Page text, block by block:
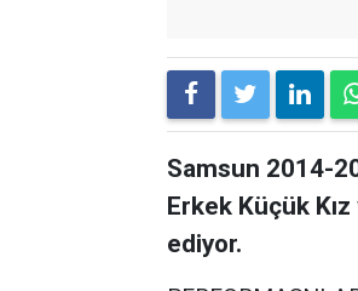
Samsun 2014-
Erkek Küçük
ediyor.